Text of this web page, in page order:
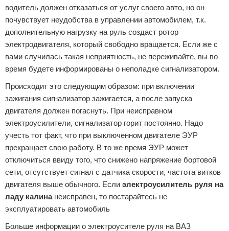
водитель должен отказаться от услуг своего авто, но он
почувствует неудобства в управлении автомобилем, т.к.
дополнительную нагрузку на руль создаст ротор
электродвигателя, который свободно вращается. Если же с
вами случилась такая неприятность, не переживайте, вы во
время будете информированы о неполадке сигнализатором.
Происходит это следующим образом: при включении
зажигания сигнализатор зажигается, а после запуска
двигателя должен погаснуть. При неисправном
электроусилители, сигнализатор горит постоянно. Надо
учесть тот факт, что при выключенном двигателе ЭУР
прекращает свою работу. В то же время ЭУР может
отключиться ввиду того, что снижено напряжение бортовой
сети, отсутствует сигнал с датчика скорости, частота витков
двигателя выше обычного. Если электроусилитель руля на
ладу калинанеисправен, то постарайтесь не
эксплуатировать автомобиль
Больше информации о электроусителе руля на ВАЗ